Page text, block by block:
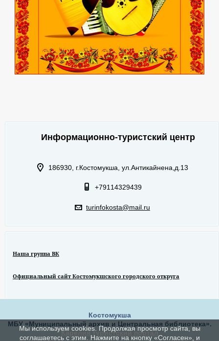
Информационно-туристский центр
186930, г.Костомукша, ул.Антикайнена,д.13
+79114329439
turinfokosta@mail.ru
Наша группа ВК
Официальный сайт Костомукшского городского откруга
Костомукша
МБУ «Муниципальный архив и Центральная библиотека».
Карелия туристский портал
Мы используем cookies. Продолжая просмотр сайта, вы
соглашаетесь с этим. Нажмите на кнопку «Согласен», и